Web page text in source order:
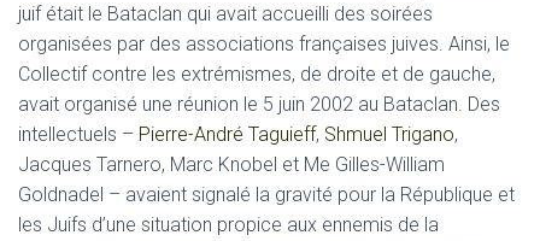
juif était le Bataclan qui avait accueilli des soirées
organisées par des associations françaises juives. Ainsi, le
Collectif contre les extrémismes, de droite et de gauche,
avait organisé une réunion le 5 juin 2002 au Bataclan. Des
intellectuels – Pierre-André Taguieff, Shmuel Trigano,
Jacques Tarnero, Marc Knobel et Me Gilles-William
Goldnadel – avaient signalé la gravité pour la République et
les Juifs d’une situation propice aux ennemis de la